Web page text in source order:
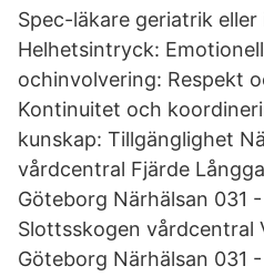
Spec-läkare geriatrik
Helhetsintryck:
ochinvolvering: Respekt
Kontinuitet och
kunskap: Tillgänglighet
vårdcentral Fjärde
Göteborg Närhälsan 031
Slottsskogen vårdcentral
Göteborg Närhälsan 031